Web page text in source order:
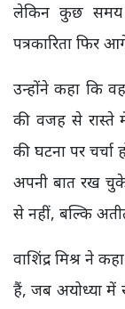
लेकिन कुछ समय
पत्रकारिता फिर
उन्होंने कहा कि
की वजह से रास्ते
की घटना पर चर्चा
अपनी बात रख
से नहीं, बल्कि
वाशिंद्र मिश्र ने
हैं, जब अयोध्या में